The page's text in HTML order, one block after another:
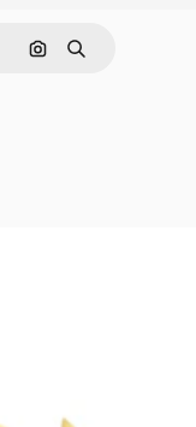
Nach Bild suchen
Suchen